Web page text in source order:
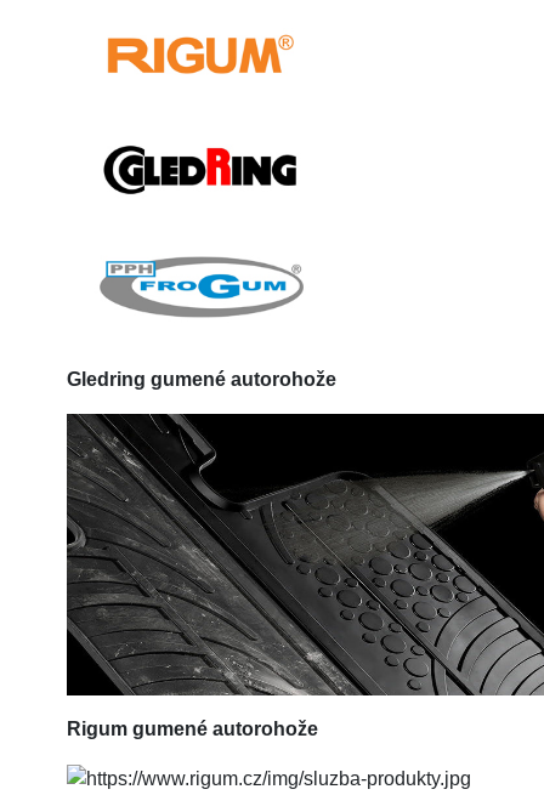
Gledring gumené autorohože
Rigum gumené autorohože